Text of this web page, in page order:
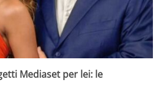
Mediaset per lei: le